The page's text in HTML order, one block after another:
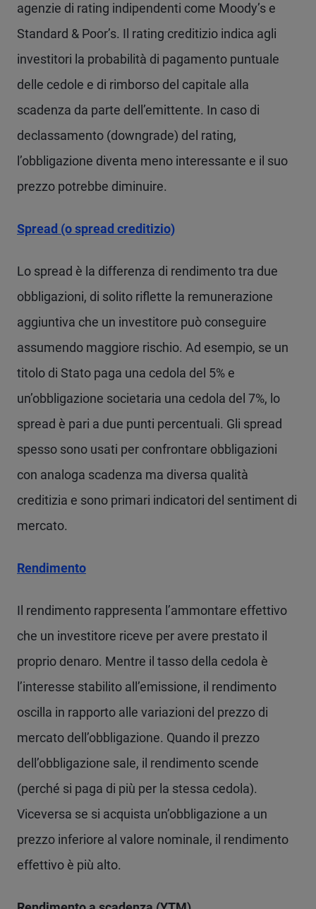
agenzie di rating indipendenti come Moody’s e
Standard & Poor’s. Il rating creditizio indica agli
investitori la probabilità di pagamento puntuale
delle cedole e di rimborso del capitale alla
scadenza da parte dell’emittente. In caso di
declassamento (downgrade) del rating,
l’obbligazione diventa meno interessante e il suo
prezzo potrebbe diminuire.
Spread (o spread creditizio)
Lo spread è la differenza di rendimento tra due
obbligazioni, di solito riflette la remunerazione
aggiuntiva che un investitore può conseguire
assumendo maggiore rischio. Ad esempio, se un
titolo di Stato paga una cedola del 5% e
un’obbligazione societaria una cedola del 7%, lo
spread è pari a due punti percentuali. Gli spread
spesso sono usati per confrontare obbligazioni
con analoga scadenza ma diversa qualità
creditizia e sono primari indicatori del sentiment di
mercato.
Rendimento
Il rendimento rappresenta l’ammontare effettivo
che un investitore riceve per avere prestato il
proprio denaro. Mentre il tasso della cedola è
l’interesse stabilito all’emissione, il rendimento
oscilla in rapporto alle variazioni del prezzo di
mercato dell’obbligazione. Quando il prezzo
dell’obbligazione sale, il rendimento scende
(perché si paga di più per la stessa cedola).
Viceversa se si acquista un’obbligazione a un
prezzo inferiore al valore nominale, il rendimento
effettivo è più alto.